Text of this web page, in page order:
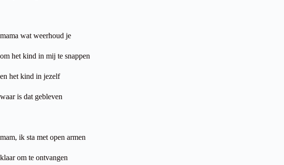
mama wat weerhoud je
om het kind in mij te snappen
en het kind in jezelf
waar is dat gebleven
mam, ik sta met open armen
klaar om te ontvangen